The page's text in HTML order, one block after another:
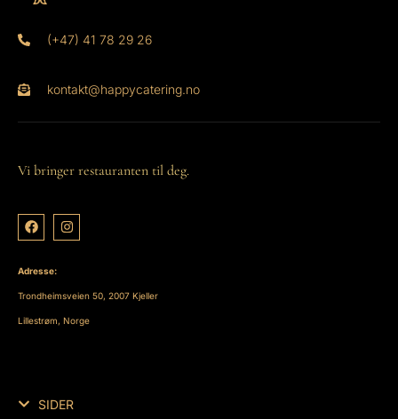
(+47) 41 78 29 26
kontakt@happycatering.no
Vi bringer restauranten til deg.
Adresse:
Trondheimsveien 50, 2007 Kjeller
Lillestrøm, Norge
SIDER